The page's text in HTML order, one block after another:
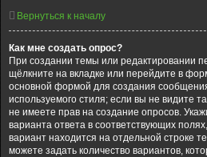
Вернуться к началу
Как мне создать опрос?
При создании темы или редактировании
щёлкните на вкладке или перейдите в
основной формой для создания
используемого стиля; если вы не видите
не имеете прав на создание опросов.
варианта ответа в соответствующих
вариант находится на отдельной строке
можете задать количество вариантов,